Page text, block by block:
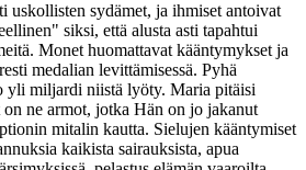
uskollisten sydämet, ja ihmiset antoivat
siksi, että alusta asti tapahtui
Monet huomattavat kääntymykset ja
medalian levittämisessä. Pyhä
yli miljardi niistä lyöty. Maria pitäisi
ne armot, jotka Hän on jo jakanut
mitalin kautta. Sielujen kääntymiset
kaikista sairauksista, apua